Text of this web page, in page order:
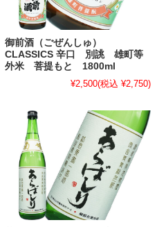
御前酒（ごぜんしゅ）
CLASSICS 辛口 別誂 雄町等
外米 菩提もと 1800ml
¥2,500(税込 ¥2,750)